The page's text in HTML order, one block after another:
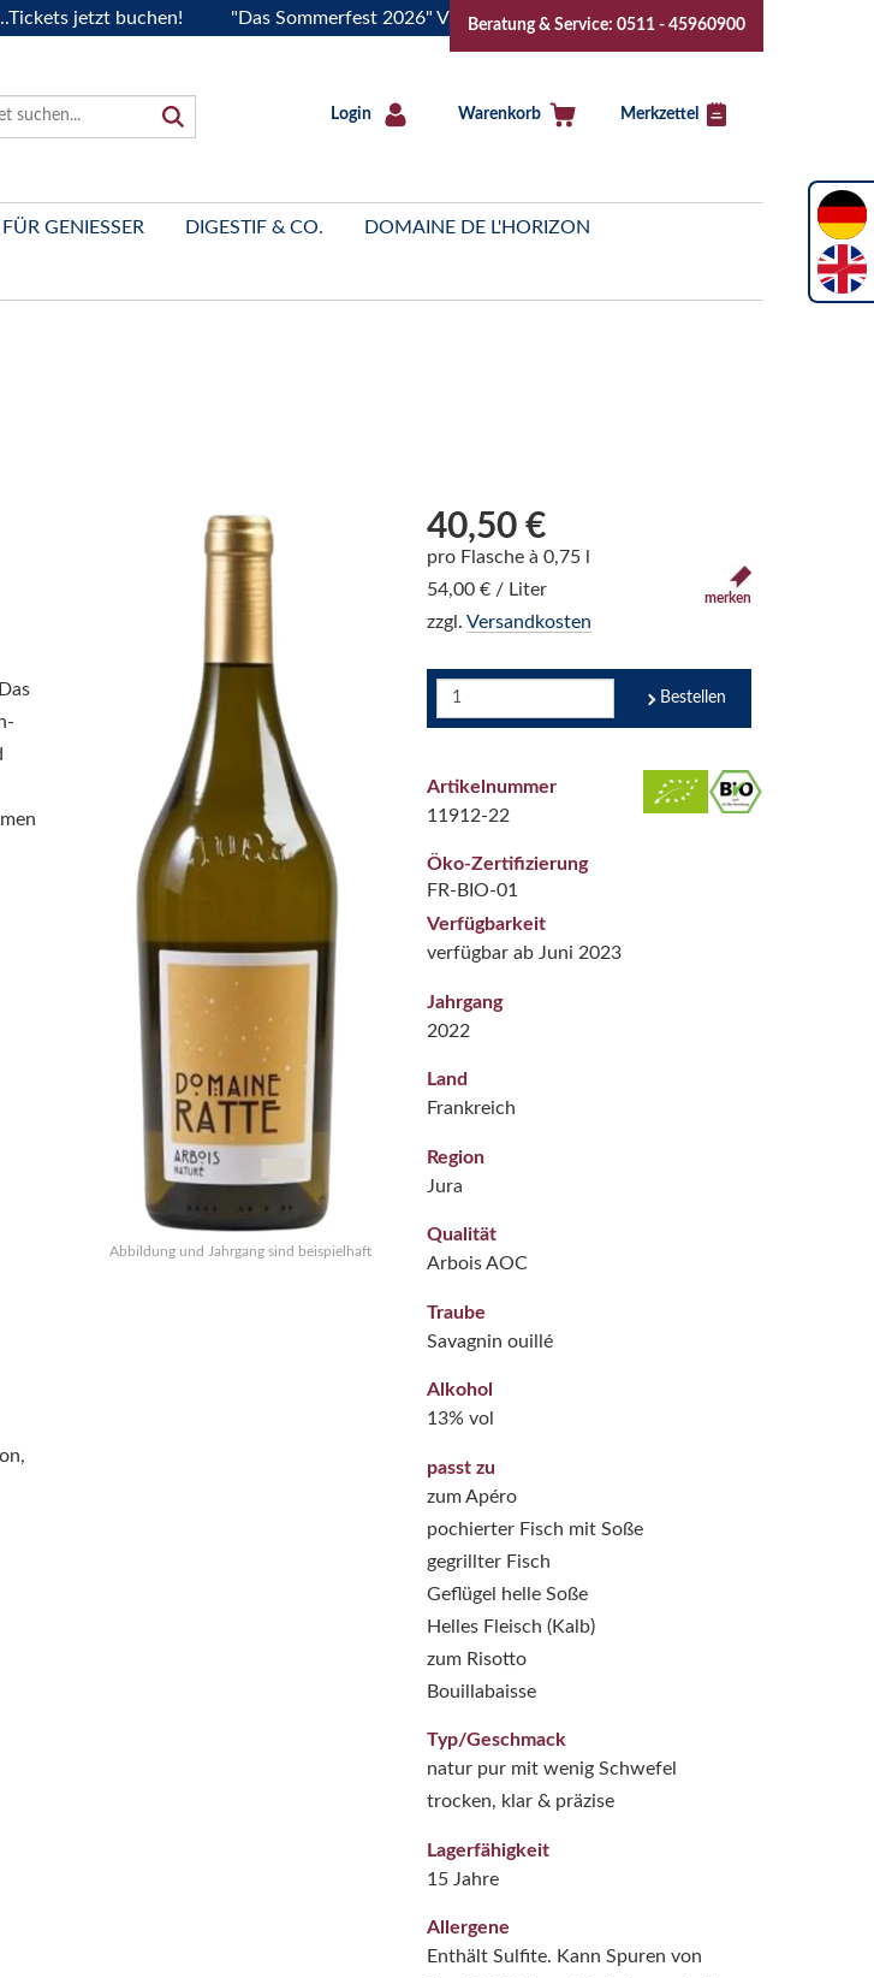
jetzt buchen! "Das Sommerfest 2026" Vive la Bourgogne..Tickets jetzt buchen!
Beratung & Service: 0511 - 45960900
Login Warenkorb Merkzettel
GENIESSER DIGESTIF & CO. DOMAINE DE L'HORIZON
Abbildung und Jahrgang sind beispielhaft
40,50 €
pro Flasche à 0,75 l
54,00 € / Liter
zzgl. Versandkosten
merken
Bestellen
Artikelnummer
11912-22
Öko-Zertifizierung
FR-BIO-01
Verfügbarkeit
verfügbar ab Juni 2023
Jahrgang
2022
Land
Frankreich
Region
Jura
Qualität
Arbois AOC
Traube
Savagnin ouillé
Alkohol
13% vol
passt zu
zum Apéro
pochierter Fisch mit Soße
gegrillter Fisch
Geflügel helle Soße
Helles Fleisch (Kalb)
zum Risotto
Bouillabaisse
Typ/Geschmack
natur pur mit wenig Schwefel
trocken, klar & präzise
Lagerfähigkeit
15 Jahre
Allergene
Enthält Sulfite. Kann Spuren von